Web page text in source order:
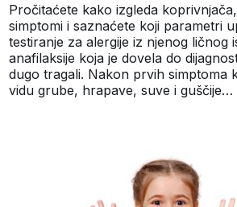
Pročitaćete kako izgleda
simptomi i saznaćete koji parametri
testiranje za alergije iz njenog ličnog
anafilaksije koja je dovela do
dugo tragali. Nakon prvih simptoma
vidu grube, hrapave, suve i guščije…